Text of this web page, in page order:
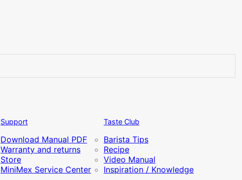
Support
Download Manual PDF
Warranty and returns
Store
MiniMex Service Center
Taste Club
Barista Tips
Recipe
Video Manual
Inspiration / Knowledge